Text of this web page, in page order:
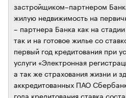
застройщиком–партнером
жилую недвижимость на
– партнера Банка как на
так и на готовое жилье со
первый год кредитования при
услуги «Электронная
а так же страхования жизни и
аккредитованных ПАО
года кредитования ставка